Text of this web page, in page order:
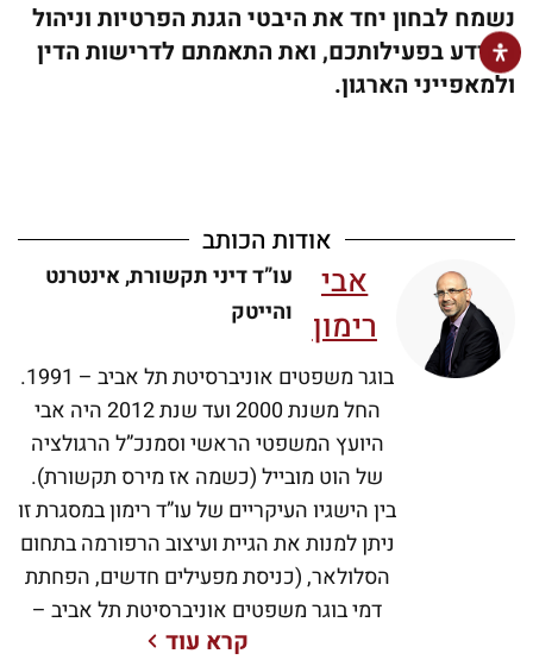
נשמח לבחון יחד את היבטי הגנת הפרטיות וניהול
המידע בפעילותכם, ואת התאמתם לדרישות הדין
ולמאפייני הארגון.
אודות הכותב
אבי
רימון
עו”ד דיני תקשורת, אינטרנט
והייטק
בוגר משפטים אוניברסיטת תל אביב – 1991.
החל משנת 2000 ועד שנת 2012 היה אבי
היועץ המשפטי הראשי וסמנכ”ל הרגולציה
של הוט מובייל (כשמה אז מירס תקשורת).
בין הישגיו העיקריים של עו”ד רימון במסגרת זו
ניתן למנות את הגיית ועיצוב הרפורמה בתחום
הסלולאר, (כניסת מפעילים חדשים, הפחתת
דמי בוגר משפטים אוניברסיטת תל אביב –
קרא עוד